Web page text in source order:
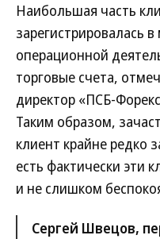
Наибольшая часть
зарегистрировалась
операционной
торговые счета,
директор «ПСБ-
Таким образом,
клиент крайне редко
есть фактически эти
и не слишком
Сергей Швецов,